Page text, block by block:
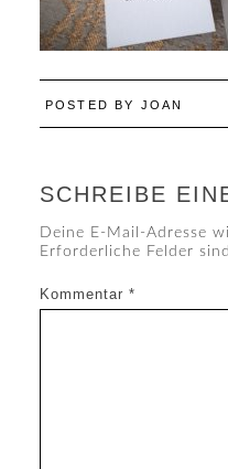
POSTED BY JOAN
SCHREIBE
Deine E-Mail-Adresse
Erforderliche Felder
Kommentar *